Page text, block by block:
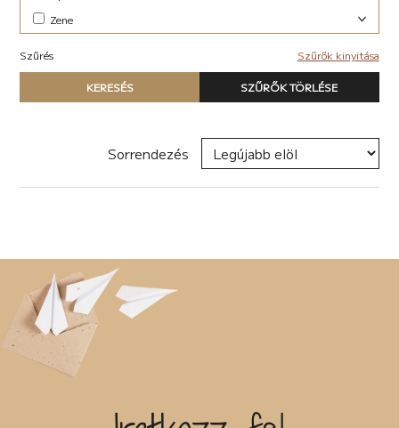
Abszurd (9)
Akció (22)
Blogregény (2)
Chick lit (6)
coaching (4)
dark-romance (7)
Fantasy (40)
Fikció (50)
Filozófia (2)
Groteszk (4)
Gyűjtemény (27)
Háború (1)
Horror (6)
Zene
Szűrés
Szűrők kinyitása
Típus
Nyomtatott könyv
Sorozat
Címke
Új címke hozzáadása
KERESÉS SZŰRŐK TÖRLÉSE
Sorrendezés